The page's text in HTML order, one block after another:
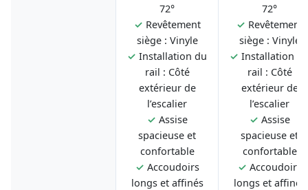
72°
✓ Revêtement
siège : Vinyle
✓ Installation du
rail : Côté
extérieur de
l’escalier
✓ Assise
spacieuse et
confortable
✓ Accoudoirs
longs et affinés
72°
✓ Revêtement
siège : Vinyle
✓ Installation
rail : Côté
extérieur de
l’escalier
✓ Assise
spacieuse et
confortable
✓ Accoudoirs
longs et affinés